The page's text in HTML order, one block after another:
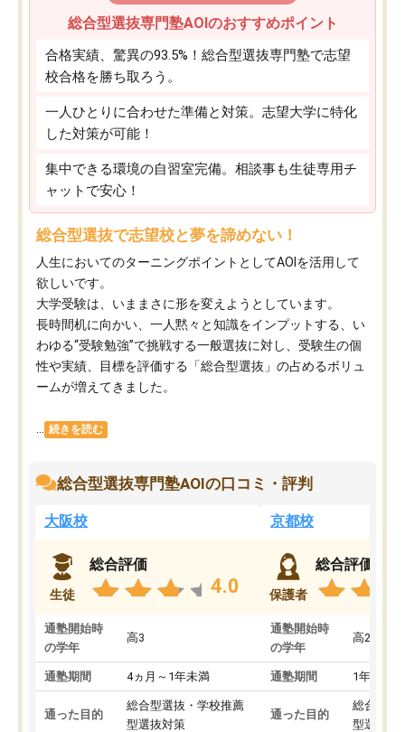
総合型選抜専門塾AOIのおすすめポイント
合格実績、驚異の93.5%！総合型選抜専門塾で志望
校合格を勝ち取ろう。
一人ひとりに合わせた準備と対策。志望大学に特化
した対策が可能！
集中できる環境の自習室完備。相談事も生徒専用チ
ャットで安心！
総合型選抜で志望校と夢を諦めない！
人生においてのターニングポイントとしてAOIを活用して
欲しいです。
大学受験は、いままさに形を変えようとしています。
長時間机に向かい、一人黙々と知識をインプットする、い
わゆる“受験勉強”で挑戦する一般選抜に対し、受験生の個
性や実績、目標を評価する「総合型選抜」の占めるボリュ
ームが増えてきました。
続きを読む
総合型選抜専門塾AOIの口コミ・評判
大阪校
生徒
総合評価
4.0
通塾開始時
の学年
高3
通塾期間 4ヵ月～1年未満
通った目的
総合型選抜・学校推薦
型選抜対策
京都校
保護者
総合評価
通塾開始時
の学年
高2
通塾期間 1年以上
通った目的
総合型選
型選抜対